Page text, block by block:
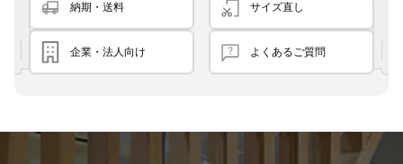
納期・送料 サイズ直し
企業・法人向け よくあるご質問